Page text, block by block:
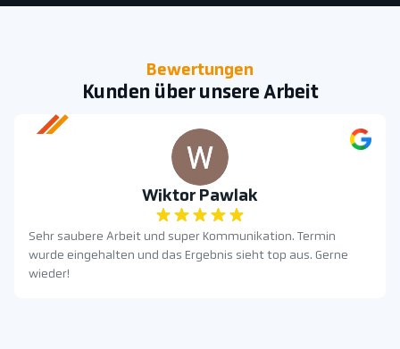
Bewertungen
Kunden über unsere Arbeit
Wiktor Pawlak
Sehr saubere Arbeit und super Kommunikation. Termin
wurde eingehalten und das Ergebnis sieht top aus. Gerne
wieder!